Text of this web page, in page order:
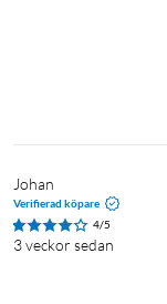
Johan
Verifierad köpare
4/5
3 veckor sedan